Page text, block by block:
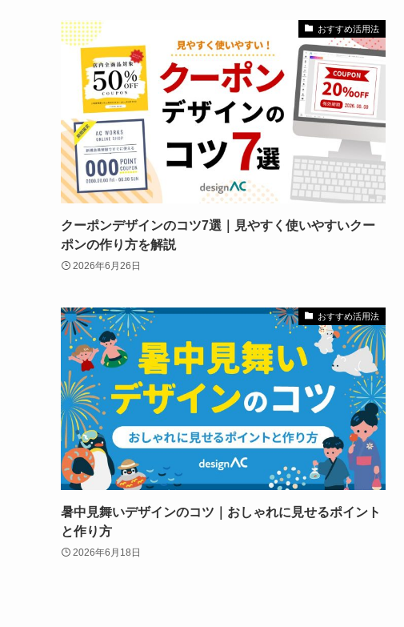
おすすめ活用法
クーポンデザインのコツ7選｜見やすく使いやすいクー
ポンの作り方を解説
2026年6月26日
おすすめ活用法
暑中見舞いデザインのコツ｜おしゃれに見せるポイント
と作り方
2026年6月18日